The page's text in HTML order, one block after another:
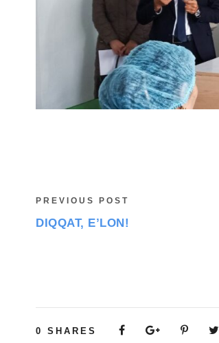
PREVIOUS POST
DIQQAT, E’LON!
0 SHARES